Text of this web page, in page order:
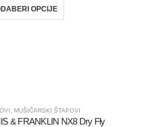
OPCIJE
MUŠIČARSKI ŠTAPOVI
& FRANKLIN NX8 Dry Fly